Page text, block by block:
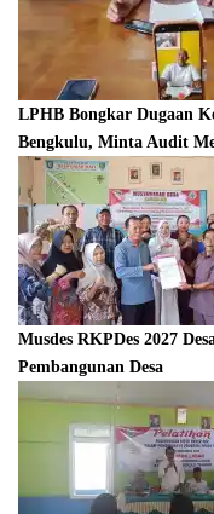
LPHB Bongkar Dugaan
Bengkulu, Minta Audit
Musdes RKPDes 2027
Pembangunan Desa